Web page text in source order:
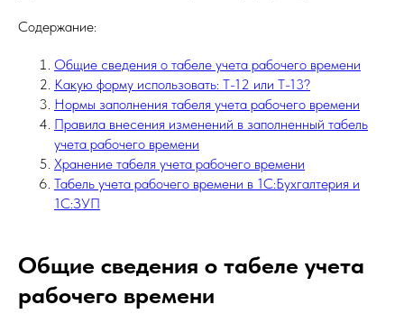
Содержание:
Общие сведения о табеле учета рабочего времени
Какую форму использовать: Т-12 или Т-13?
Нормы заполнения табеля учета рабочего времени
Правила внесения изменений в заполненный табель
учета рабочего времени
Хранение табеля учета рабочего времени
Табель учета рабочего времени в 1С:Бухгалтерия и
1С:ЗУП
Общие сведения о табеле учета
рабочего времени